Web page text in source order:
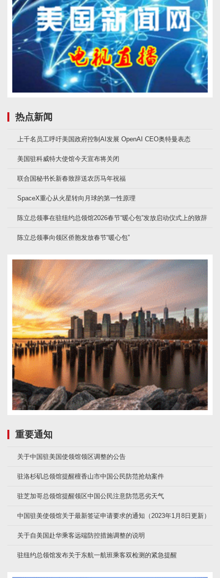
热点新闻
上千名员工呼吁美国政府控制AI发展 OpenAI CEO奥特曼表态
美国驻科威特大使馆今天宣布将关闭
联合国秘书长新春致辞送农历马年祝福
SpaceX重心从火星转向月球的第一性原理
陈立总领事在驻纽约总领馆2026春节“暖心包”发放启动仪式上的致辞
陈立总领事向领区侨胞发放春节“暖心包”
重要通知
关于中国驻美国使领馆领区调整的公告
驻洛杉矶总领馆提醒檀香山市中国公民防范抢劫案件
驻芝加哥总领馆提醒领区中国公民注意防范恶劣天气
中国驻美使领馆关于最新签证申请要求的通知（2023年1月8日更新）
关于自美国赴华乘客远端防控措施调整的说明
驻纽约总领馆发布关于东航一航班乘客双检测的紧急提醒